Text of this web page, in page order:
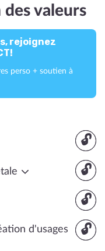
valeurs
rejoignez
perso + soutien à
🔓
🔓
🔓
🔓
d'usages